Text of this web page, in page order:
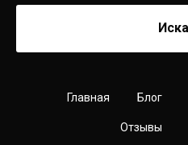
Главная Блог
Отзывы